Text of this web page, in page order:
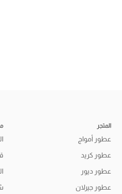
المتجر
عطور أمواج
عطور كريد
عطور ديور
عطور جيرلان